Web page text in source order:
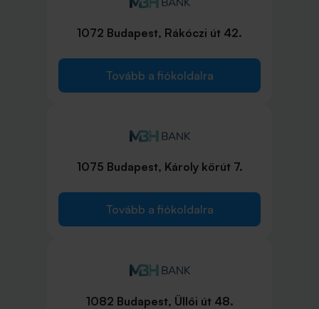
1072 Budapest, Rákóczi út 42.
Tovább a fiókoldalra
1075 Budapest, Károly körút 7.
Tovább a fiókoldalra
1082 Budapest, Üllői út 48.